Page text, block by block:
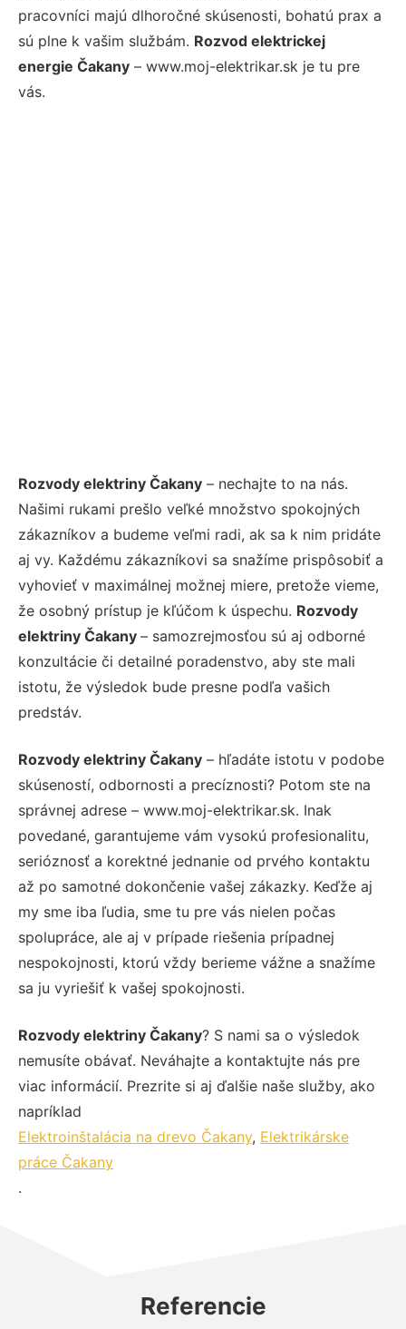
pracovníci majú dlhoročné skúsenosti, bohatú prax a
sú plne k vašim službám. Rozvod elektrickej
energie Čakany – www.moj-elektrikar.sk je tu pre
vás.
Rozvody elektriny Čakany – nechajte to na nás.
Našimi rukami prešlo veľké množstvo spokojných
zákazníkov a budeme veľmi radi, ak sa k nim pridáte
aj vy. Každému zákazníkovi sa snažíme prispôsobiť a
vyhovieť v maximálnej možnej miere, pretože vieme,
že osobný prístup je kľúčom k úspechu. Rozvody
elektriny Čakany – samozrejmosťou sú aj odborné
konzultácie či detailné poradenstvo, aby ste mali
istotu, že výsledok bude presne podľa vašich
predstáv.
Rozvody elektriny Čakany – hľadáte istotu v podobe
skúseností, odbornosti a precíznosti? Potom ste na
správnej adrese – www.moj-elektrikar.sk. Inak
povedané, garantujeme vám vysokú profesionalitu,
serióznosť a korektné jednanie od prvého kontaktu
až po samotné dokončenie vašej zákazky. Keďže aj
my sme iba ľudia, sme tu pre vás nielen počas
spolupráce, ale aj v prípade riešenia prípadnej
nespokojnosti, ktorú vždy berieme vážne a snažíme
sa ju vyriešiť k vašej spokojnosti.
Rozvody elektriny Čakany? S nami sa o výsledok
nemusíte obávať. Neváhajte a kontaktujte nás pre
viac informácií. Prezrite si aj ďalšie naše služby, ako
napríklad
Elektroinštalácia na drevo Čakany, Elektrikárske
práce Čakany
.
Referencie